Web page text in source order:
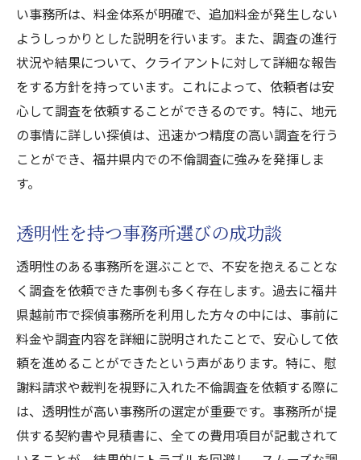
い事務所は、料金体系が明確で、追加料金が発生しない
ようしっかりとした説明を行います。また、調査の進行
状況や結果について、クライアントに対して詳細な報告
をする方針を持っています。これによって、依頼者は安
心して調査を依頼することができるのです。特に、地元
の事情に詳しい探偵は、迅速かつ精度の高い調査を行う
ことができ、福井県内での不倫調査に強みを発揮しま
す。
透明性を持つ事務所選びの成功談
透明性のある事務所を選ぶことで、不安を抱えることな
く調査を依頼できた事例も多く存在します。過去に福井
県越前市で探偵事務所を利用した方々の中には、事前に
料金や調査内容を詳細に説明されたことで、安心して依
頼を進めることができたという声があります。特に、慰
謝料請求や裁判を視野に入れた不倫調査を依頼する際に
は、透明性が高い事務所の選定が重要です。事務所が提
供する契約書や見積書に、全ての費用項目が記載されて